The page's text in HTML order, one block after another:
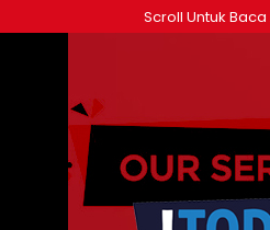
ke
Scroll Untuk